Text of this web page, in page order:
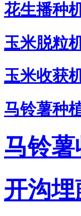
花生播种
玉米脱粒
玉米收获
马铃薯种
马铃
开沟